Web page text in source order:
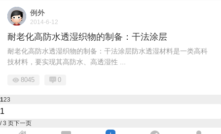
例外
2014-6-12
耐老化高防水透湿织物的制备：干法涂层
耐老化高防水透湿织物的制备：干法涂层防水透湿材料是一类高科
技材料，要实现其高防水、高透湿性 ...
8045 0
123
/ 3 页下一页